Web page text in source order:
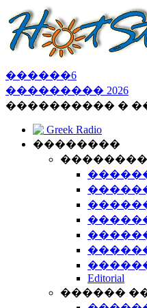
������6
��������� 2026
���������� �
Greek Radio
��������
Editorial
������